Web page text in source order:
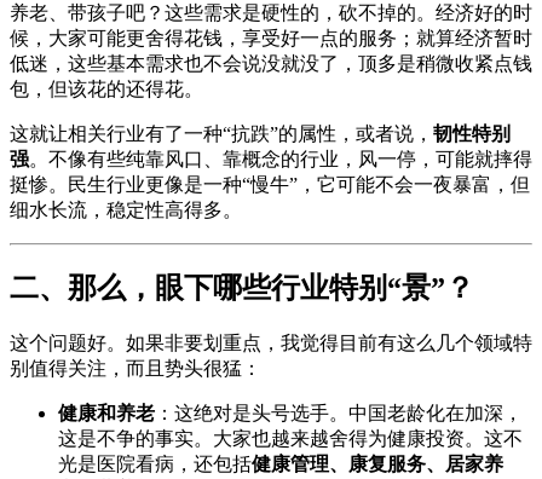
养老、带孩子吧？这些需求是硬性的，砍不掉的。经济好的时
候，大家可能更舍得花钱，享受好一点的服务；就算经济暂时
低迷，这些基本需求也不会说没就没了，顶多是稍微收紧点钱
包，但该花的还得花。
这就让相关行业有了一种“抗跌”的属性，或者说， 韧性特别
强。不像有些纯靠风口、靠概念的行业，风一停，可能就摔得
挺惨。民生行业更像是一种“慢牛”，它可能不会一夜暴富，但
细水长流，稳定性高得多。
二、那么，眼下哪些行业特别“景”？
这个问题好。如果非要划重点，我觉得目前有这么几个领域特
别值得关注，而且势头很猛：
健康和养老 ：这绝对是头号选手。中国老龄化在加深，
这是不争的事实。大家也越来越舍得为健康投资。这不
光是医院看病，还包括健康管理、康复服务、居家养